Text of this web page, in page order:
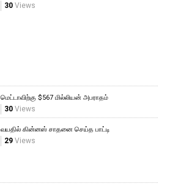
30Views
மெட்டாவிற்கு $567 மில்லியன் அபராதம்
30Views
வயதில் கின்னஸ் சாதனை செய்த பாட்டி
29Views